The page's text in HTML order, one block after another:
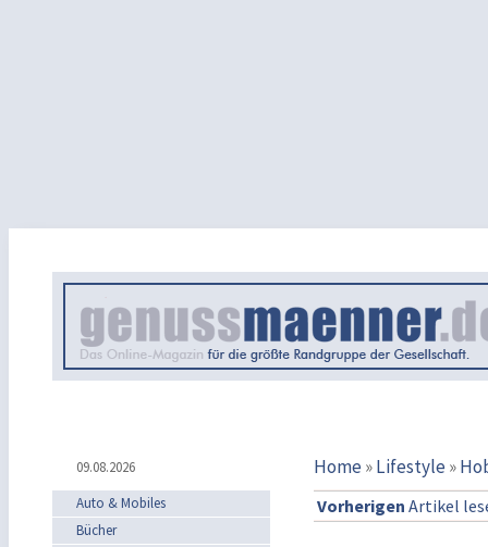
09.08.2026 Home»Lifestyle»
Auto & Mobiles
Bücher
Vorherigen Artikel